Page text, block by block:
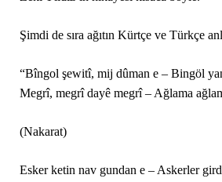
Şimdi de sıra ağıtın Kürtçe ve Türkçe
“Bîngol şewitî, mij dûman e – Bingöl
Megrî, megrî dayê megrî – Ağlama
(Nakarat)
Esker ketin nav gundan e – Askerler